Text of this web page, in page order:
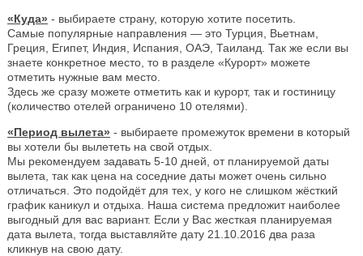
«Куда» - выбираете страну, которую хотите посетить.
Самые популярные направления — это Турция, Вьетнам,
Греция, Египет, Индия, Испания, ОАЭ, Таиланд. Так же если вы
знаете конкретное место, то в разделе «Курорт» можете
отметить нужные вам место.
Здесь же сразу можете отметить как и курорт, так и гостиницу
(количество отелей ограничено 10 отелями).
«Период вылета» - выбираете промежуток времени в который
вы хотели бы вылететь на свой отдых.
Мы рекомендуем задавать 5-10 дней, от планируемой даты
вылета, так как цена на соседние даты может очень сильно
отличаться. Это подойдёт для тех, у кого не слишком жёсткий
график каникул и отдыха. Наша система предложит наиболее
выгодный для вас вариант. Если у Вас жесткая планируемая
дата вылета, тогда выставляйте дату 21.10.2016 два раза
кликнув на свою дату.